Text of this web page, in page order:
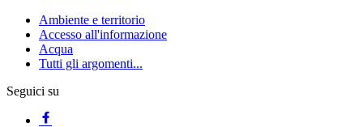
Ambiente e territorio
Accesso all'informazione
Acqua
Tutti gli argomenti...
Seguici su